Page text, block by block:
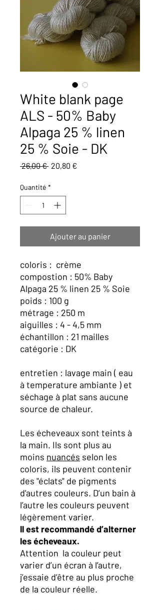
White blank page
ALS - 50% Baby
Alpaga 25 % linen
25 % Soie - DK
26,00 € Prix
20,80 €
Quantité *
Ajouter au panier
coloris : crème
compostion : 50% Baby
Alpaga 25 % linen 25 % Soie
poids : 100 g
métrage : 250 m
aiguilles : 4 - 4,5 mm
échantillon : 21 mailles
catégorie : DK
entretien : lavage main ( eau
à temperature ambiante ) et
séchage à plat sans aucune
source de chaleur.
Les écheveaux sont teints à
la main. Ils sont plus au
moins nuancés selon les
coloris, ils peuvent contenir
des "éclats" de pigments
d'autres couleurs. D’un bain à
l’autre les couleurs peuvent
légèrement varier.
ll est recommandé d’alterner
les écheveaux.
Attention la couleur peut
varier d’un écran à l’autre,
j’essaie d’être au plus proche
de la couleur réelle.